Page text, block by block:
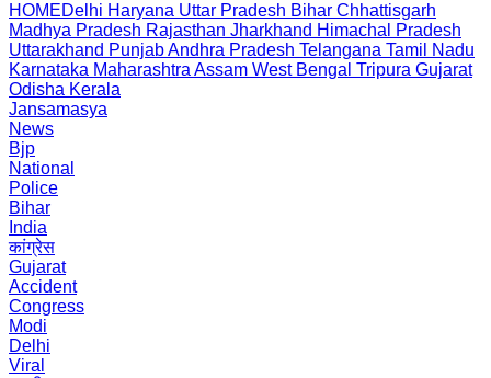
HOMEDelhi Haryana Uttar Pradesh Bihar Chhattisgarh
Madhya Pradesh Rajasthan Jharkhand Himachal Pradesh
Uttarakhand PunjabAndhra Pradesh Telangana Tamil Nadu
Karnataka Maharashtra Assam West Bengal Tripura Gujarat
Odisha Kerala
Jansamasya
News
Bjp
National
Police
Bihar
India
कांग्रेस
Gujarat
Accident
Congress
Modi
Delhi
Viral